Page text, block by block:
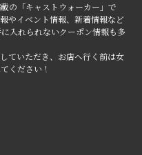
の「キャストウォーカー」で
やイベント情報、新着情報など
入れられないクーポン情報も多
ていただき、お店へ行く前は女
ください！